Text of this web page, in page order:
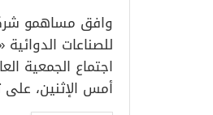
وافق مساهمو
للصناعات الدوائية
اجتماع الجمعية
أمس الإثنين،